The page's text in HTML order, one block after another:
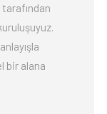
bir alana